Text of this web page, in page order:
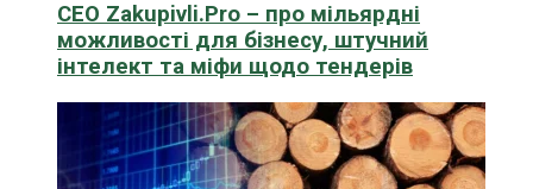
CEO Zakupivli.Pro – про мільярдні
можливості для бізнесу, штучний
інтелект та міфи щодо тендерів